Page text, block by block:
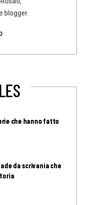
blogger.
che hanno fatto
da scrivania che